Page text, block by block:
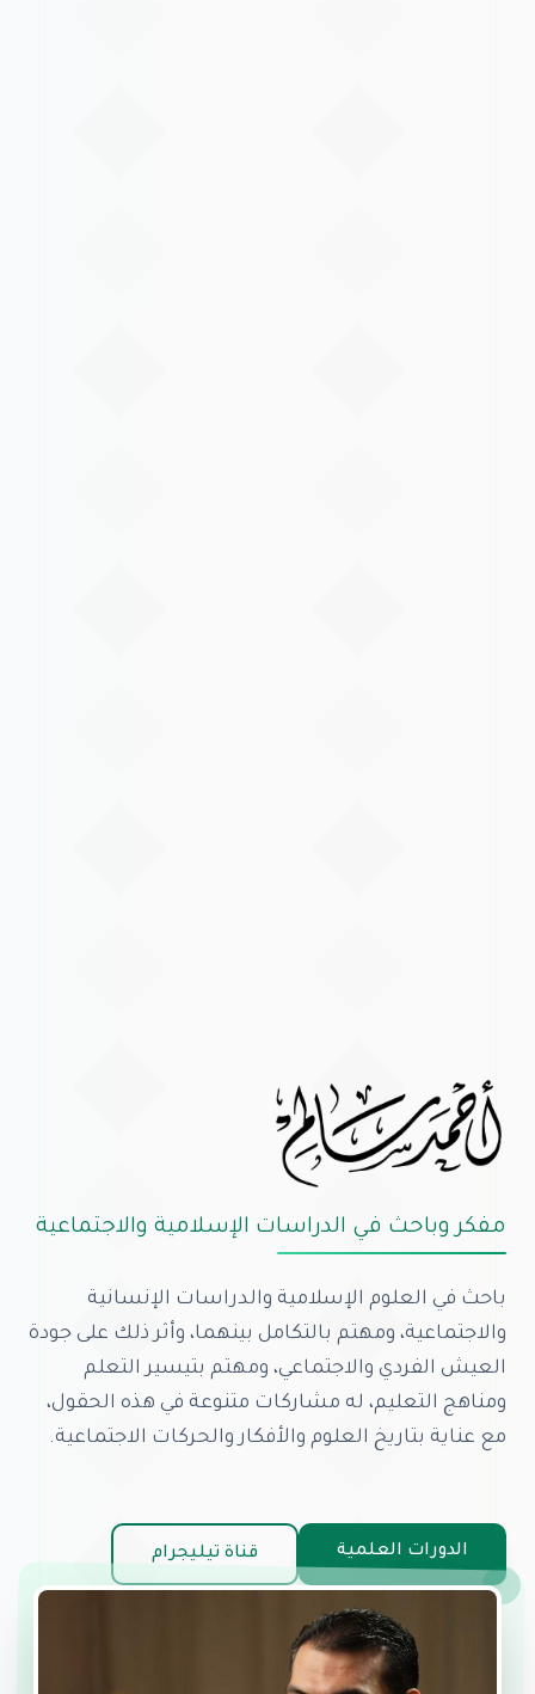
مفكر وباحث في الدراسات الإسلامية والاجتماعية
باحث في العلوم الإسلامية والدراسات الإنسانية
والاجتماعية، ومهتم بالتكامل بينهما، وأثر ذلك على جودة
العيش الفردي والاجتماعي، ومهتم بتيسير التعلم
ومناهج التعليم، له مشاركات متنوعة في هذه الحقول،
مع عناية بتاريخ العلوم والأفكار والحركات الاجتماعية.
الدورات العلمية قناة تيليجرام